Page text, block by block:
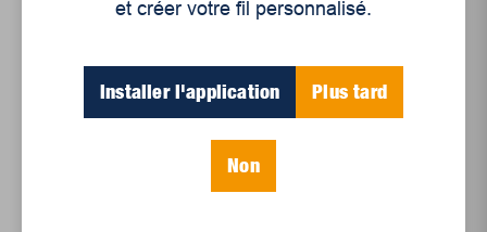
Directeur général
Comité de Solidarité/Trois-Rivières
et créer votre fil personnalisé.
Installer l'application Plus tard
Non